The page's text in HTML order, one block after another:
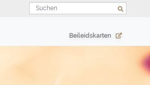
Suchen
Beileidskarten